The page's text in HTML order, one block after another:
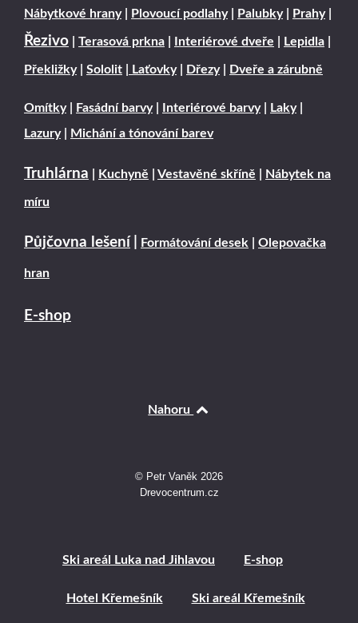
Nábytkové hrany| Plovoucí podlahy| Palubky| Prahy|
Řezivo Terasová prkna Interiérové dveře Lepidla
Překližky| Sololit Laťovky| Dřezy| Dveře a zárubně
Omítky| Fasádní barvy| Interiérové barvy| Laky|
Lazury| Michání a tónování barev
Truhlárna Kuchyně Vestavěné skříně Nábytek na
míru
Půjčovna lešení Formátování desek Olepovačka
hran
E-shop
Nahoru
© Petr Vaněk 2026
Drevocentrum.cz
Ski areál Luka nad Jihlavou E-shop
Hotel Křemešník Ski areál Křemešník